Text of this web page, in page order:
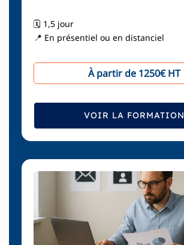
🗓️ 1,5 jour
📍 En présentiel ou en distanciel
À partir de 1250€ HT
VOIR LA FORMATION